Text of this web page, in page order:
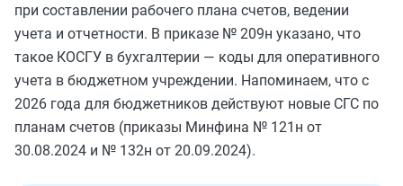
при составлении рабочего плана счетов, ведении
учета и отчетности. В приказе № 209н указано, что
такое КОСГУ в бухгалтерии — коды для оперативного
учета в бюджетном учреждении. Напоминаем, что с
2026 года для бюджетников действуют новые СГС по
планам счетов (приказы Минфина № 121н от
30.08.2024 и № 132н от 20.09.2024).